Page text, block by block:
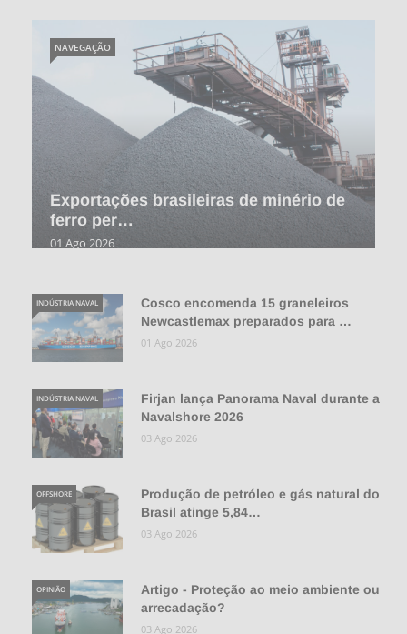
Exportações brasileiras de minério de
ferro per…
01 Ago 2026
NAVEGAÇÃO
Cosco encomenda 15 graneleiros
Newcastlemax preparados para …
INDÚSTRIA NAVAL
01 Ago 2026
Firjan lança Panorama Naval durante a
Navalshore 2026
INDÚSTRIA NAVAL
03 Ago 2026
Produção de petróleo e gás natural do
Brasil atinge 5,84…
OFFSHORE
03 Ago 2026
Artigo - Proteção ao meio ambiente ou
arrecadação?
OPINIÃO
03 Ago 2026